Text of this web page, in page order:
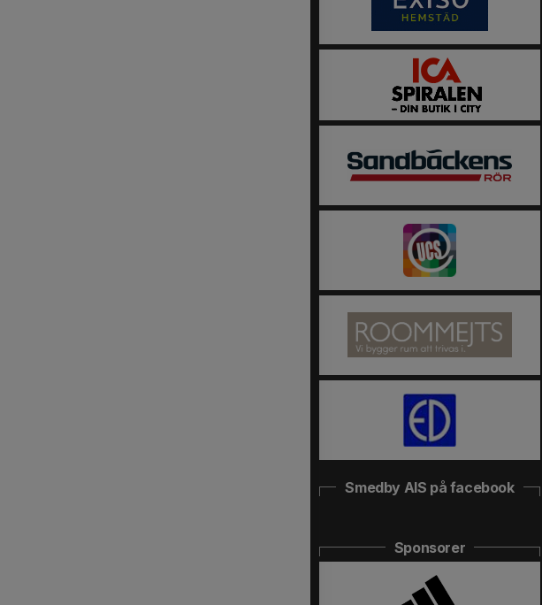
Smedby AIS på facebook
Sponsorer